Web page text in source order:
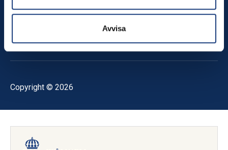
Avvisa
RSS-flöde
Copyright © 2026